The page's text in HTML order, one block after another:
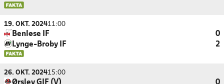
19. OKT. 202411:00
Benløse IF
0
Lynge-Broby IF
2
26. OKT. 202415:00
Ørslev GIF (V)
0